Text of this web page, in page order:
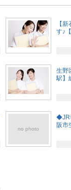
【
す♪
生野
駅】
no photo
◆JR
阪市